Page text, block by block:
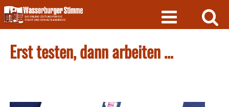
Skip
to
content
Erst testen, dann arbeiten …